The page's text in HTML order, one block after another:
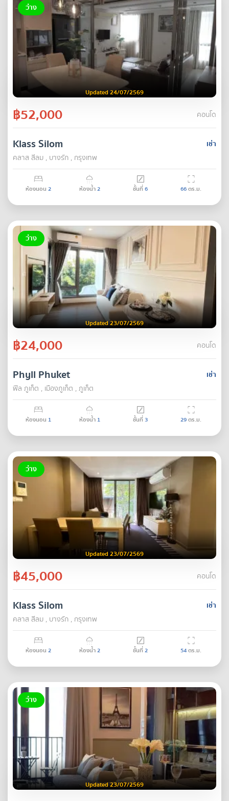
ว่าง
Updated 24/07/2569
฿52,000 คอนโด
เช่า
Klass Silom
คลาส สีลม , บางรัก , กรุงเทพ
ห้องนอน 2 ห้องน้ำ2 ชั้นที่6 66ตร.ม.
ว่าง
Updated 23/07/2569
฿24,000 คอนโด
เช่า
Phyll Phuket
ฟีล ภูเก็ต , เมืองภูเก็ต , ภูเก็ต
ห้องนอน 1 ห้องน้ำ 1 ชั้นที่3 29ตร.ม.
ว่าง
Updated 23/07/2569
฿45,000 คอนโด
เช่า
Klass Silom
คลาส สีลม , บางรัก , กรุงเทพ
ห้องนอน 2 ห้องน้ำ2 ชั้นที่2 54ตร.ม.
ว่าง
Updated 23/07/2569